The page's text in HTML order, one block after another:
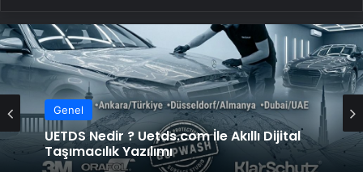
Genel
UETDS Nedir ? Uetds.com İle Akıllı Dijital
Taşımacılık Yazılımı